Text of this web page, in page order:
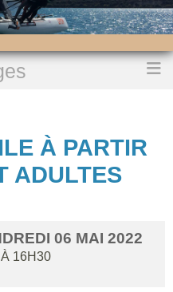
À PARTIR
ADULTES
06 MAI 2022
16H30